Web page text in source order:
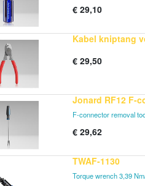
€ 29,10
Kabel kniptang
€ 29,50
Jonard RF12 F-
F-connector removal
€ 29,62
TWAF-1130
Torque wrench 3,39